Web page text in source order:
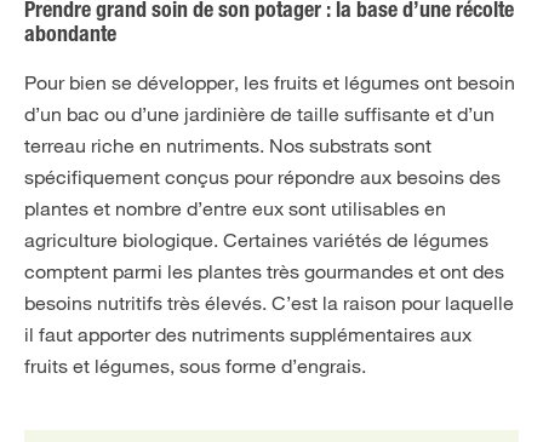
Prendre grand soin de son potager : la base d’une récolte
abondante
Pour bien se développer, les fruits et légumes ont besoin
d’un bac ou d’une jardinière de taille suffisante et d’un
terreau riche en nutriments. Nos substrats sont
spécifiquement conçus pour répondre aux besoins des
plantes et nombre d’entre eux sont utilisables en
agriculture biologique. Certaines variétés de légumes
comptent parmi les plantes très gourmandes et ont des
besoins nutritifs très élevés. C’est la raison pour laquelle
il faut apporter des nutriments supplémentaires aux
fruits et légumes, sous forme d’engrais.